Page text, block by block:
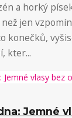
a horký
jen
konečků,
kter...
Jemné